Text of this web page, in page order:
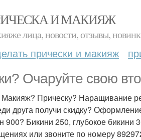
И МАКИЯЖ
лица, новости, отзывы,
прически и макияж
Очаруйте свою
Макияж? Прическу? Наращивание
друга получи скидку?
900? Бикини 250, глубокое
или звоните по номеру